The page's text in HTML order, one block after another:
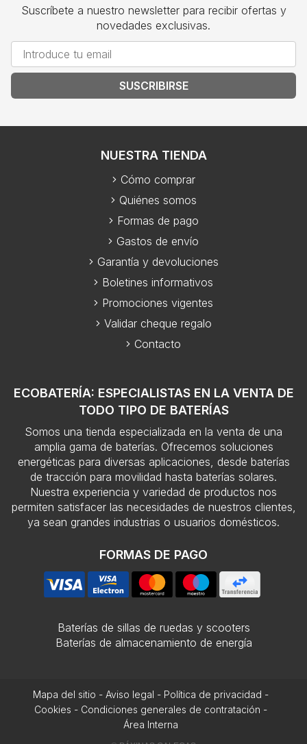
Suscríbete a nuestro newsletter para recibir ofertas y
novedades exclusivas.
SUSCRIBIRSE
ECOBATERÍA: ESPECIALISTAS EN LA VENTA DE
TODO TIPO DE BATERÍAS
Somos una tienda especializada en la venta de una
amplia gama de baterías. Ofrecemos soluciones
energéticas para diversas aplicaciones, desde baterías
de tracción para movilidad hasta baterías solares.
Nuestra experiencia y variedad de productos nos
permiten satisfacer las necesidades de nuestros clientes,
ya sean grandes industrias o usuarios domésticos.
FORMAS DE PAGO
NUESTRA TIENDA
Cómo comprar
Quiénes somos
Formas de pago
Gastos de envío
Garantía y devoluciones
Boletines informativos
Promociones vigentes
Validar cheque regalo
Contacto
Baterías de sillas de ruedas y scooters
Baterías de almacenamiento de energía
Mapa del sitio - Aviso legal - Política de privacidad -
Cookies - Condiciones generales de contratación -
Área Interna